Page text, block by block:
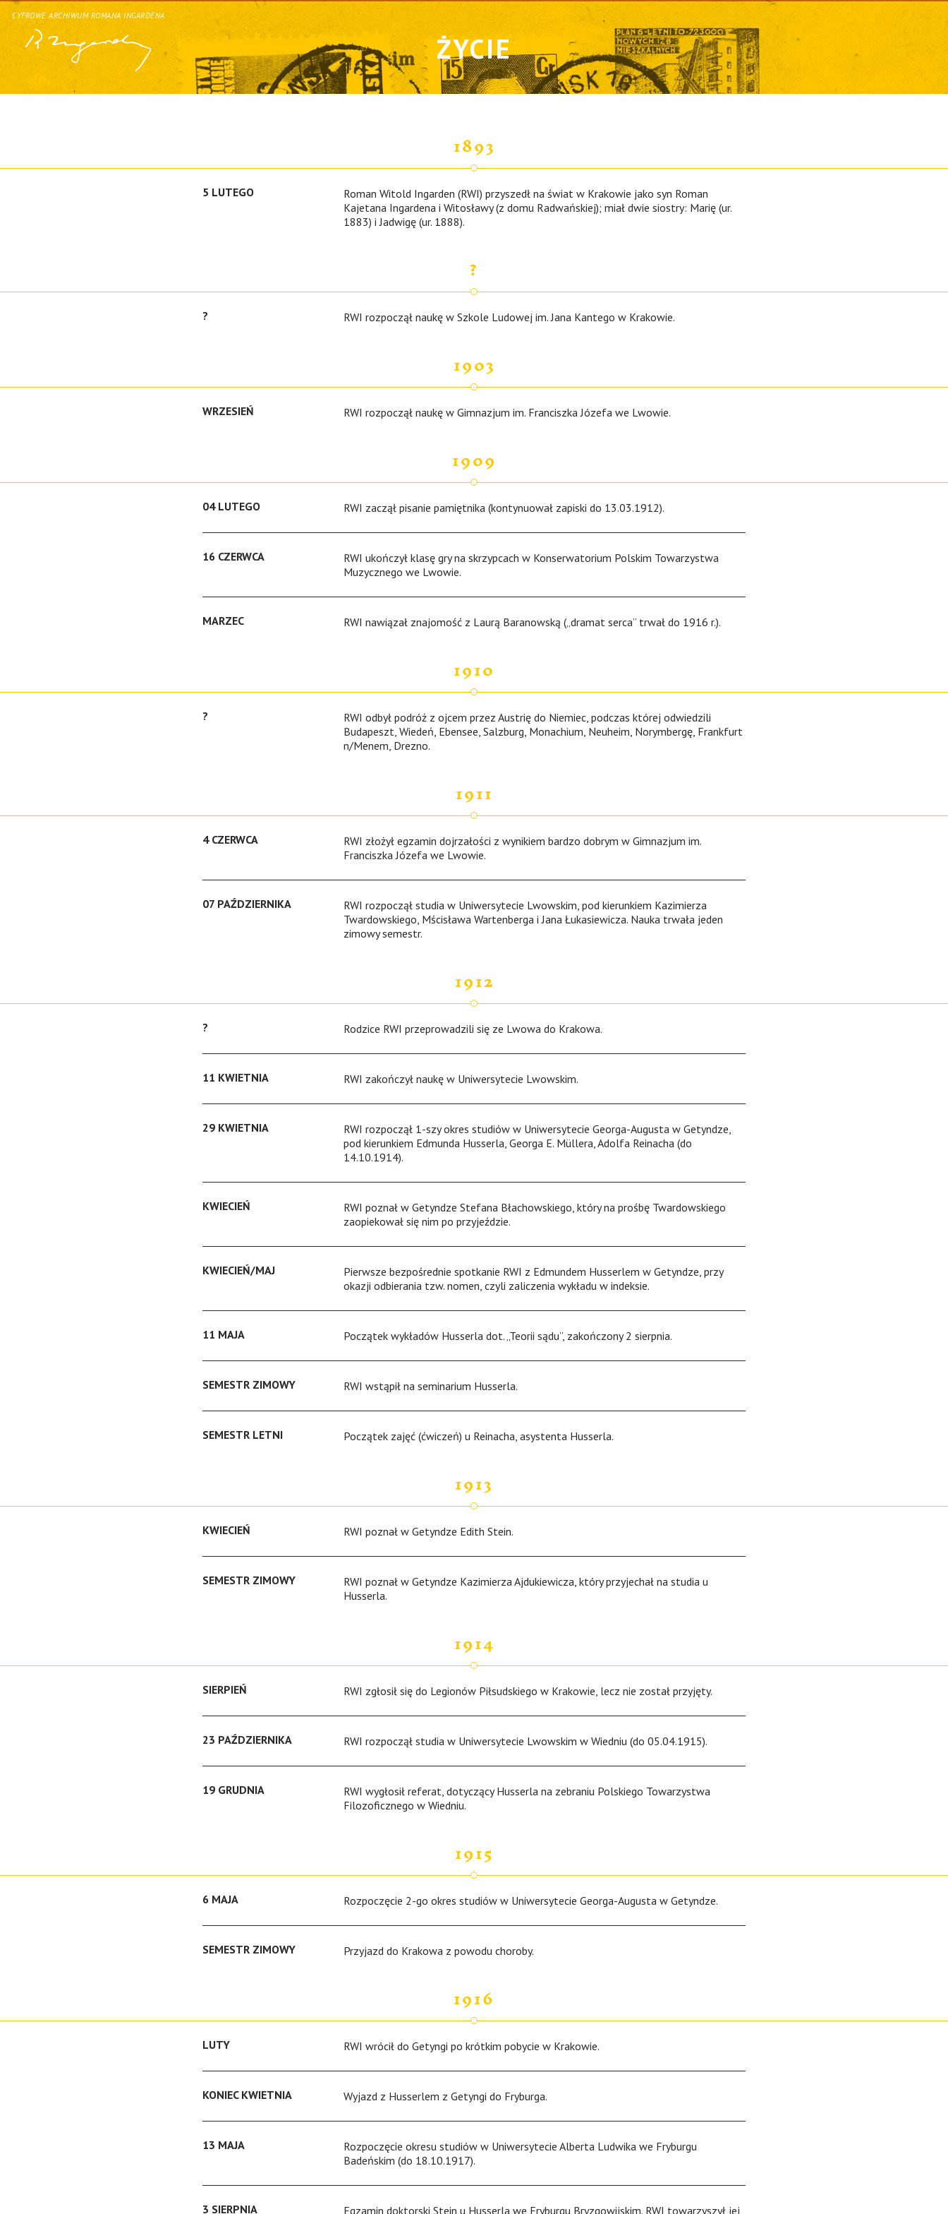
CYFROWE ARCHIWUM ROMANA INGARDENA
ŻYCIE
1893
5 LUTEGO
Roman Witold Ingarden (RWI) przyszedł na świat w Krakowie jako syn Roman
Kajetana Ingardena i Witosławy (z domu Radwańskiej); miał dwie siostry: Marię (ur.
1883) i Jadwigę (ur. 1888).
?
? RWI rozpoczął naukę w Szkole Ludowej im. Jana Kantego w Krakowie.
1903
WRZESIEŃ RWI rozpoczął naukę w Gimnazjum im. Franciszka Józefa we Lwowie.
1909
04 LUTEGO RWI zaczął pisanie pamiętnika (kontynuował zapiski do 13.03.1912).
16 CZERWCA
RWI ukończył klasę gry na skrzypcach w Konserwatorium Polskim Towarzystwa
Muzycznego we Lwowie.
MARZEC RWI nawiązał znajomość z Laurą Baranowską („dramat serca” trwał do 1916 r.).
1910
?
RWI odbył podróż z ojcem przez Austrię do Niemiec, podczas której odwiedzili
Budapeszt, Wiedeń, Ebensee, Salzburg, Monachium, Neuheim, Norymbergę, Frankfurt
n/Menem, Drezno.
1911
4 CZERWCA
RWI złożył egzamin dojrzałości z wynikiem bardzo dobrym w Gimnazjum im.
Franciszka Józefa we Lwowie.
07 PAŹDZIERNIKA
RWI rozpoczął studia w Uniwersytecie Lwowskim, pod kierunkiem Kazimierza
Twardowskiego, Mścisława Wartenberga i Jana Łukasiewicza. Nauka trwała jeden
zimowy semestr.
1912
? Rodzice RWI przeprowadzili się ze Lwowa do Krakowa.
11 KWIETNIA RWI zakończył naukę w Uniwersytecie Lwowskim.
29 KWIETNIA
RWI rozpoczął 1-szy okres studiów w Uniwersytecie Georga-Augusta w Getyndze,
pod kierunkiem Edmunda Husserla, Georga E. Müllera, Adolfa Reinacha (do
14.10.1914).
KWIECIEŃ
RWI poznał w Getyndze Stefana Błachowskiego, który na prośbę Twardowskiego
zaopiekował się nim po przyjeździe.
KWIECIEŃ/MAJ
Pierwsze bezpośrednie spotkanie RWI z Edmundem Husserlem w Getyndze, przy
okazji odbierania tzw. nomen, czyli zaliczenia wykładu w indeksie.
11 MAJA Początek wykładów Husserla dot. „Teorii sądu”, zakończony 2 sierpnia.
SEMESTR ZIMOWY RWI wstąpił na seminarium Husserla.
SEMESTR LETNI Początek zajęć (ćwiczeń) u Reinacha, asystenta Husserla.
1913
KWIECIEŃ RWI poznał w Getyndze Edith Stein.
SEMESTR ZIMOWY
RWI poznał w Getyndze Kazimierza Ajdukiewicza, który przyjechał na studia u
Husserla.
1914
SIERPIEŃ RWI zgłosił się do Legionów Piłsudskiego w Krakowie, lecz nie został przyjęty.
23 PAŹDZIERNIKA RWI rozpoczął studia w Uniwersytecie Lwowskim w Wiedniu (do 05.04.1915).
19 GRUDNIA
RWI wygłosił referat, dotyczący Husserla na zebraniu Polskiego Towarzystwa
Filozoficznego w Wiedniu.
1915
6 MAJA Rozpoczęcie 2-go okres studiów w Uniwersytecie Georga-Augusta w Getyndze.
SEMESTR ZIMOWY Przyjazd do Krakowa z powodu choroby.
1916
LUTY RWI wrócił do Getyngi po krótkim pobycie w Krakowie.
KONIEC KWIETNIA Wyjazd z Husserlem z Getyngi do Fryburga.
13 MAJA
Rozpoczęcie okresu studiów w Uniwersytecie Alberta Ludwika we Fryburgu
Badeńskim (do 18.10.1917).
3 SIERPNIA Egzamin doktorski Stein u Husserla we Fryburgu Bryzgowijskim. RWI towarzyszył jej